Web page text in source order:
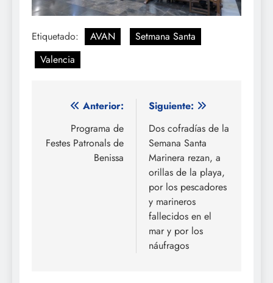
Etiquetado: AVAN
Setmana Santa
Valencia
Navegación
entradas
Anterior:
Programa de
Festes Patronals de
Benissa
Siguiente:
Dos cofradías de la
Semana Santa
Marinera rezan, a
orillas de la playa,
por los pescadores
y marineros
fallecidos en el
mar y por los
náufragos